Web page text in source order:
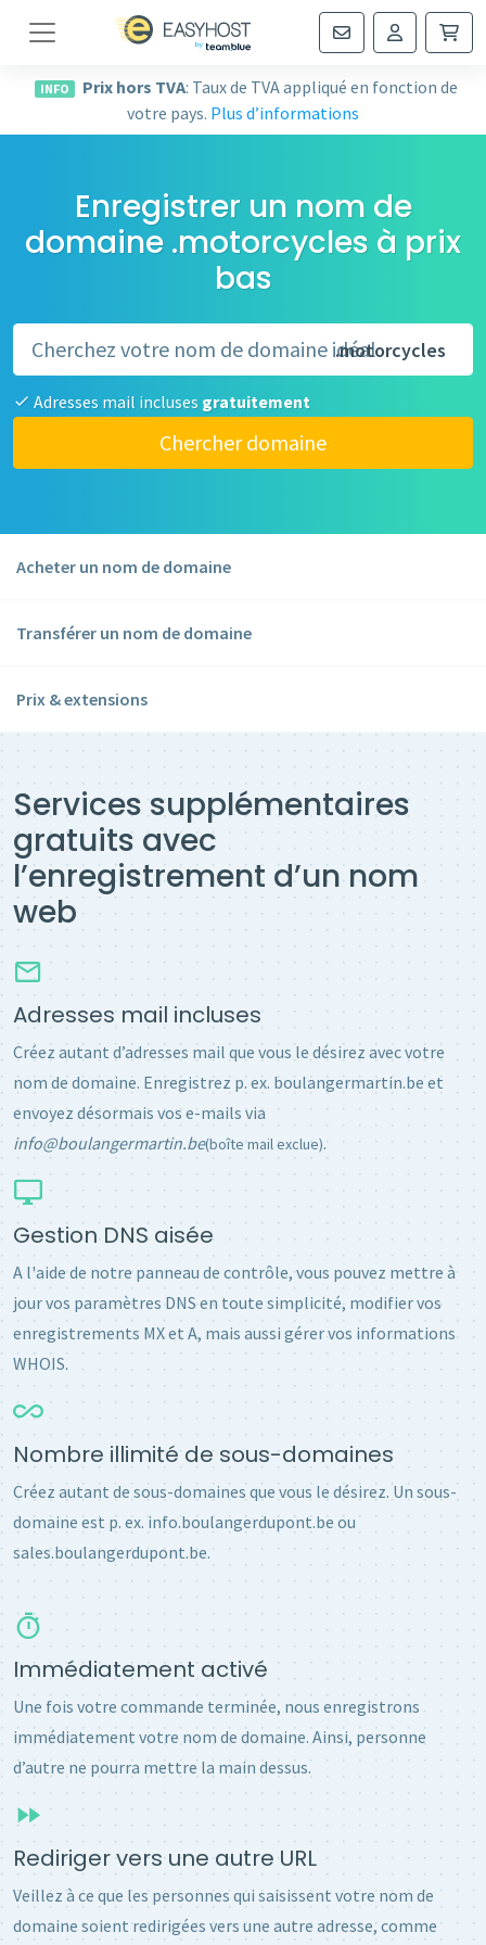
Navigation
INFO Prix hors TVA: Taux de TVA appliqué en fonction de
votre pays. Plus d’informations
Enregistrer un nom de
domaine .motorcycles à prix
bas
.motorcycles
Adresses mail incluses gratuitement
Chercher domaine
Acheter un nom de domaine
Transférer un nom de domaine
Prix & extensions
Services supplémentaires
gratuits avec
l’enregistrement d’un nom
web
Adresses mail incluses
Créez autant d’adresses mail que vous le désirez avec votre
nom de domaine. Enregistrez p. ex. boulangermartin.be et
envoyez désormais vos e-mails via
info@boulangermartin.be(boîte mail exclue).
Gestion DNS aisée
A l'aide de notre panneau de contrôle, vous pouvez mettre à
jour vos paramètres DNS en toute simplicité, modifier vos
enregistrements MX et A, mais aussi gérer vos informations
WHOIS.
Nombre illimité de sous-domaines
Créez autant de sous-domaines que vous le désirez. Un sous-
domaine est p. ex. info.boulangerdupont.be ou
sales.boulangerdupont.be.
Immédiatement activé
Une fois votre commande terminée, nous enregistrons
immédiatement votre nom de domaine. Ainsi, personne
d’autre ne pourra mettre la main dessus.
Rediriger vers une autre URL
Veillez à ce que les personnes qui saisissent votre nom de
domaine soient redirigées vers une autre adresse, comme